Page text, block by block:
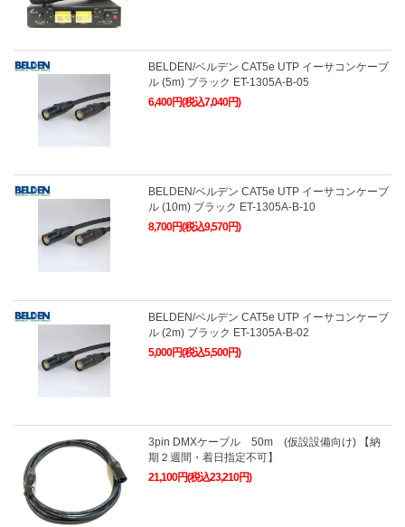
BELDEN/ベルデン CAT5e UTP イーサコンケーブ
ル (5m) ブラック ET-1305A-B-05
6,400円(税込7,040円)
BELDEN/ベルデン CAT5e UTP イーサコンケーブ
ル (10m) ブラック ET-1305A-B-10
8,700円(税込9,570円)
BELDEN/ベルデン CAT5e UTP イーサコンケーブ
ル (2m) ブラック ET-1305A-B-02
5,000円(税込5,500円)
3pin DMXケーブル 50m (仮設設備向け) 【納
期２週間・着日指定不可】
21,100円(税込23,210円)